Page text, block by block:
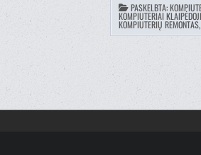
PASKELBTA:
KOMPIUTERIAI
KOMPIUTERIŲ